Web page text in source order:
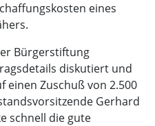
eines
Bürgerstiftung
diskutiert und
einen Zuschuß von 2.500
Gerhard
schnell die gute